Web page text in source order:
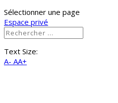
Sélectionner une page
Espace privé
Text Size:
A- AA+